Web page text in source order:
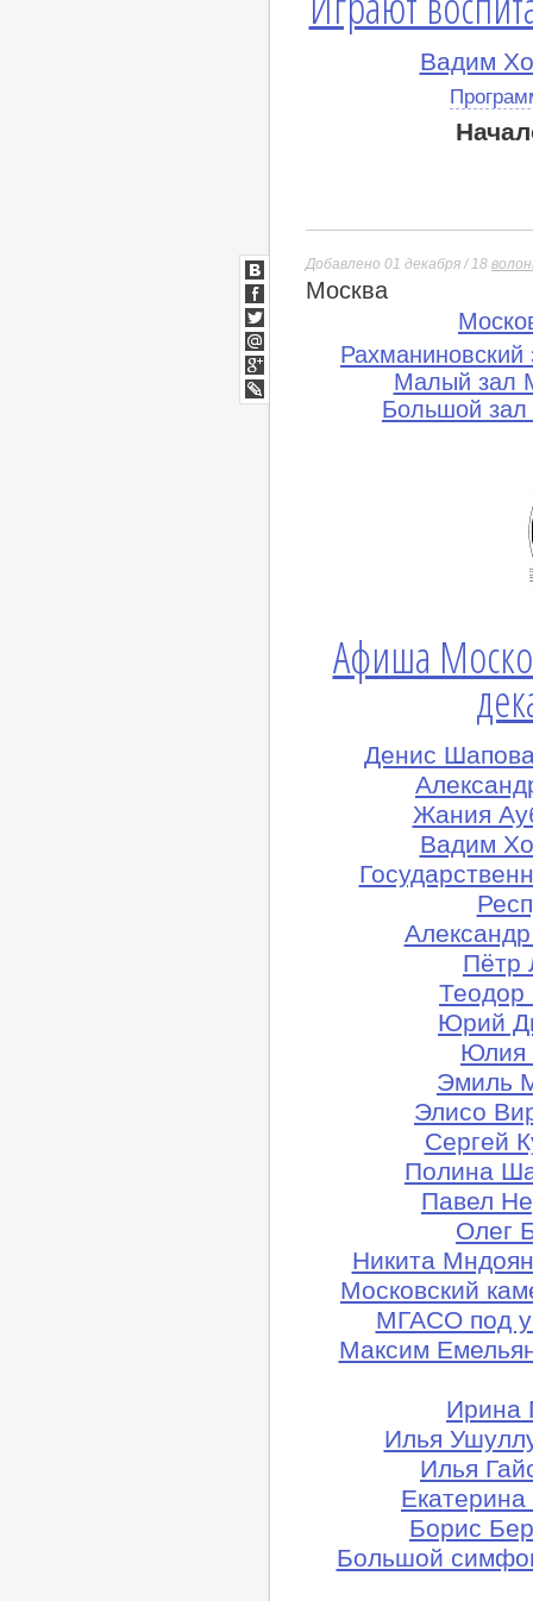
Вадим
Добавлено 01 декабря / 18
Москва
Рахманиновский
Малый зал
Большой зал
Афиша
Денис
Жания
Вадим
Пётр
Теодор
Юрий
Юлия
Эмиль
Элисо
Сергей
Полина
Павел
Олег
Никита
Московский
МГАСО под
Максим
Ирина
Илья
Илья
Борис
Большой
ВКонтакте
Facebook
Twitter
Мой
Мир
Google+
lj